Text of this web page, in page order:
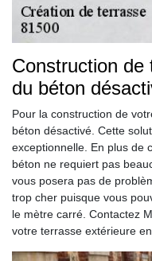
Construction de
du béton
Pour la construction de
béton désactivé. Cette
exceptionnelle. En plus de
béton ne requiert pas
vous posera pas de
trop cher puisque vous
le mètre carré. Contactez
votre terrasse extérieure